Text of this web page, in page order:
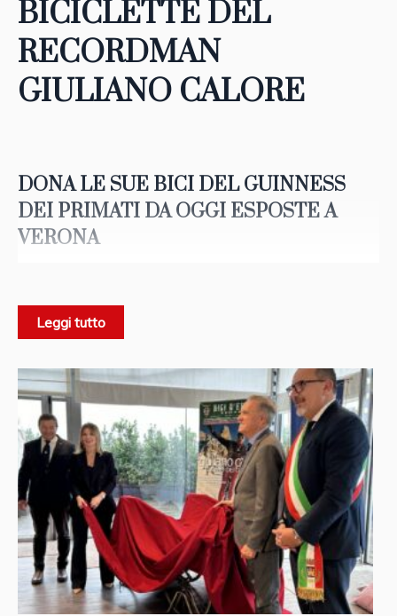
BICICLETTE DEL
RECORDMAN
GIULIANO CALORE
DONA LE SUE BICI DEL GUINNESS
DEI PRIMATI DA OGGI ESPOSTE A
VERONA
13 RECORD MONDIALI - 98 MEDAGLIE
Nicolisdi Veronasarà possibile ammirare ledue
straordinarie biciclettedonate daGiuliano Calore. Nato a
Padova, inventore del ciclismo estremo, 98 medaglie
conquistate, detentore di 13 record mondiali
nome compare nel libro ufficiale dei Guinness dei Primati.
Le due bici,protagoniste diimprese leggendarie
, sono
entrate a far parte della straordinaria collezione
permanente del Nicolis, che vanta già114 biciclette
storiche tra oltre 200 automobili d'epoca, 104
Leggi tutto